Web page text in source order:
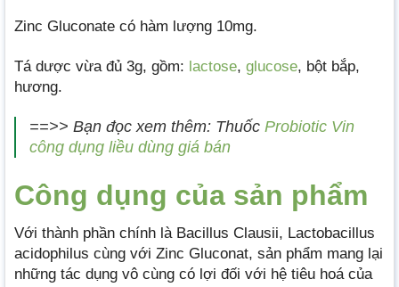
Zinc Gluconate có hàm lượng 10mg.
Tá dược vừa đủ 3g, gồm: lactose, glucose, bột bắp,
hương.
==>> Bạn đọc xem thêm: Thuốc Probiotic Vin
công dụng liều dùng giá bán
Công dụng của sản phẩm
Với thành phần chính là Bacillus Clausii, Lactobacillus
acidophilus cùng với Zinc Gluconat, sản phẩm mang lại
những tác dụng vô cùng có lợi đối với hệ tiêu hoá của